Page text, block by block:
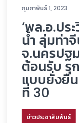
กุมภาพันธ์ 1, 2023
‘พล.อ.ปร
น้ำ ลุ่มท่า
จ.นครปฐ
ต้อนรับ
แบบยั่งยื
ที่ 30
ข่าวประชาสัมพันธ์